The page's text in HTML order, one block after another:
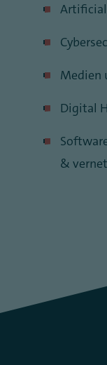
Medien
Digital
&